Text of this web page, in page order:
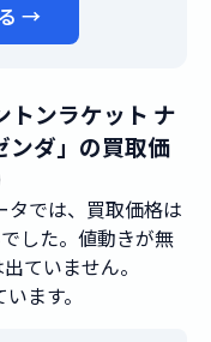
→
トンラケット ナ
ンダ」の買取価
タでは、買取価格は
した。値動きが無
ていません。
います。